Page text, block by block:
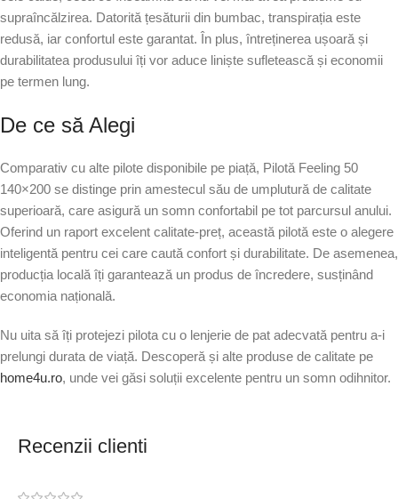
supraîncălzirea. Datorită țesăturii din bumbac, transpirația este
redusă, iar confortul este garantat. În plus, întreținerea ușoară și
durabilitatea produsului îți vor aduce liniște sufletească și economii
pe termen lung.
De ce să Alegi
Comparativ cu alte pilote disponibile pe piață, Pilotă Feeling 50
140×200 se distinge prin amestecul său de umplutură de calitate
superioară, care asigură un somn confortabil pe tot parcursul anului.
Oferind un raport excelent calitate-preț, această pilotă este o alegere
inteligentă pentru cei care caută confort și durabilitate. De asemenea,
producția locală îți garantează un produs de încredere, susținând
economia națională.
Nu uita să îți protejezi pilota cu o lenjerie de pat adecvată pentru a-i
prelungi durata de viață. Descoperă și alte produse de calitate pe
home4u.ro, unde vei găsi soluții excelente pentru un somn odihnitor.
Recenzii clienti